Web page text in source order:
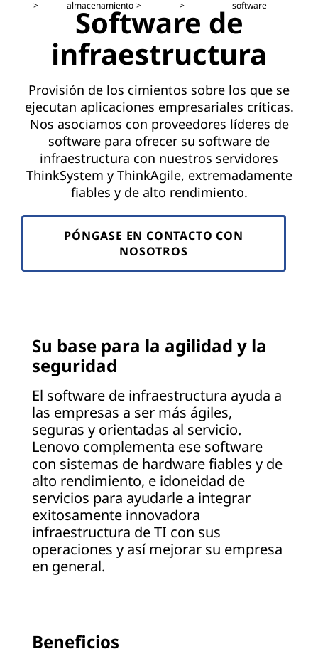
almacenamiento
software
Software de
infraestructura
Provisión de los cimientos sobre los que se
ejecutan aplicaciones empresariales críticas.
Nos asociamos con proveedores líderes de
software para ofrecer su software de
infraestructura con nuestros servidores
ThinkSystem y ThinkAgile, extremadamente
fiables y de alto rendimiento.
PÓNGASE EN CONTACTO CON
NOSOTROS
Su base para la agilidad y la
seguridad
El software de infraestructura ayuda a
las empresas a ser más ágiles,
seguras y orientadas al servicio.
Lenovo complementa ese software
con sistemas de hardware fiables y de
alto rendimiento, e idoneidad de
servicios para ayudarle a integrar
exitosamente innovadora
infraestructura de TI con sus
operaciones y así mejorar su empresa
en general.
Beneficios